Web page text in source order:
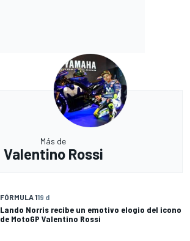
Más de
Valentino Rossi
FÓRMULA 119 d
Lando Norris recibe un emotivo elogio del icono
de MotoGP Valentino Rossi